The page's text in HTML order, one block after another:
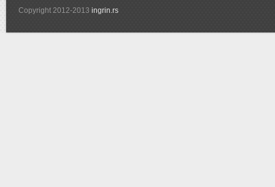
Copyright 2012-2013 ingrin.rs